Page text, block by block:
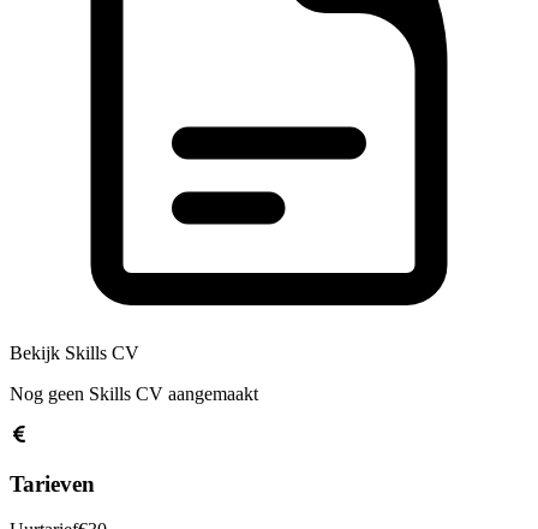
Bekijk Skills CV
Nog geen Skills CV aangemaakt
Tarieven